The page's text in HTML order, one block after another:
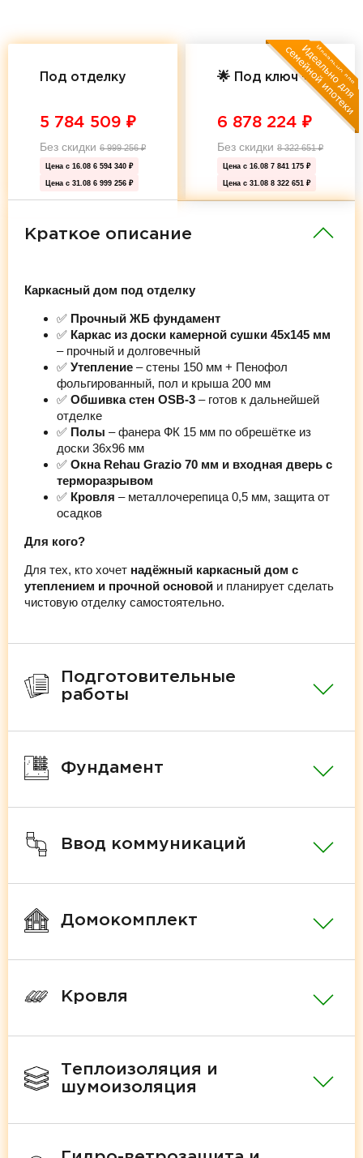
Под отделку
5 784 509 ₽
Без скидки 6 999 256₽
Цена с 16.08 6 594 340 ₽
Цена с 31.08 6 999 256 ₽
🌟 Под ключ 🌟
6 878 224 ₽
Без скидки 8 322 651₽
Цена с 16.08 7 841 175 ₽
Цена с 31.08 8 322 651 ₽
Краткое описание
Каркасный дом под отделку
✅ Прочный ЖБ фундамент
✅ Каркас из доски камерной сушки 45х145 мм
– прочный и долговечный
✅ Утепление – стены 150 мм + Пенофол
фольгированный, пол и крыша 200 мм
✅ Обшивка стен OSB-3 – готов к дальнейшей
отделке
✅ Полы – фанера ФК 15 мм по обрешётке из
доски 36х96 мм
✅ Окна Rehau Grazio 70 мм и входная дверь с
терморазрывом
✅ Кровля – металлочерепица 0,5 мм, защита от
осадков
Для кого?
Для тех, кто хочет надёжный каркасный дом с
утеплением и прочной основой и планирует сделать
чистовую отделку самостоятельно.
Подготовительные
работы
Фундамент
Ввод коммуникаций
Домокомплект
Кровля
Теплоизоляция и
шумоизоляция